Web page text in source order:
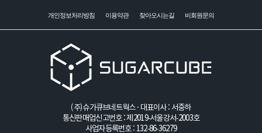
개인정보처리방침 이용약관 찾아오시는길 비회원문의
(주)슈가큐브네트웍스 · 대표이사 : 서중하
통신판매업신고번호 : 제2019-서울강서-2003호
사업자등록번호 : 132-86-36279